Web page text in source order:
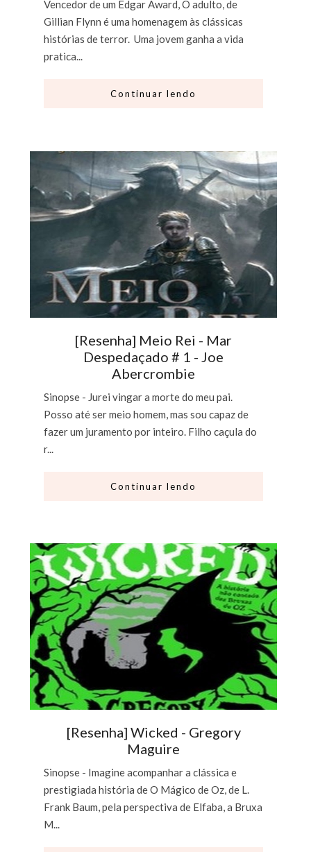
Vencedor de um Edgar Award, O adulto, de
Gillian Flynn é uma homenagem às clássicas
histórias de terror. Uma jovem ganha a vida
pratica...
Continuar lendo
[Resenha] Meio Rei - Mar
Despedaçado # 1 - Joe
Abercrombie
Sinopse - Jurei vingar a morte do meu pai.
Posso até ser meio homem, mas sou capaz de
fazer um juramento por inteiro. Filho caçula do
r...
Continuar lendo
[Resenha] Wicked - Gregory
Maguire
Sinopse - Imagine acompanhar a clássica e
prestigiada história de O Mágico de Oz, de L.
Frank Baum, pela perspectiva de Elfaba, a Bruxa
M...